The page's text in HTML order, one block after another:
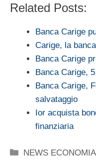
Related Posts:
Banca Carige
Carige, la
Banca Carige
Banca Carige,
Banca Carige,
salvataggio
Ior acquista
finanziaria
Categorie
NEWS ECONOMIA